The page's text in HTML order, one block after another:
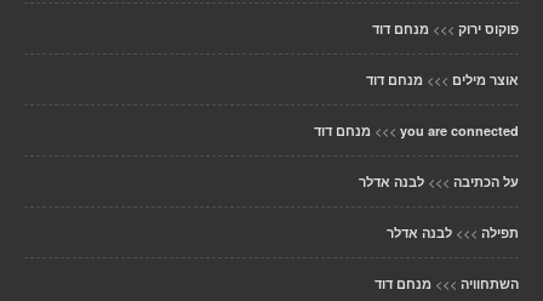
פוקוס ירוק >>> מנחם דוד
אוצר מילים >>> מנחם דוד
you are connected
>>> מנחם דוד
על הכתיבה >>> לבנה אדלר
תפילה >>> לבנה אדלר
השתחוויה >>> מנחם דוד